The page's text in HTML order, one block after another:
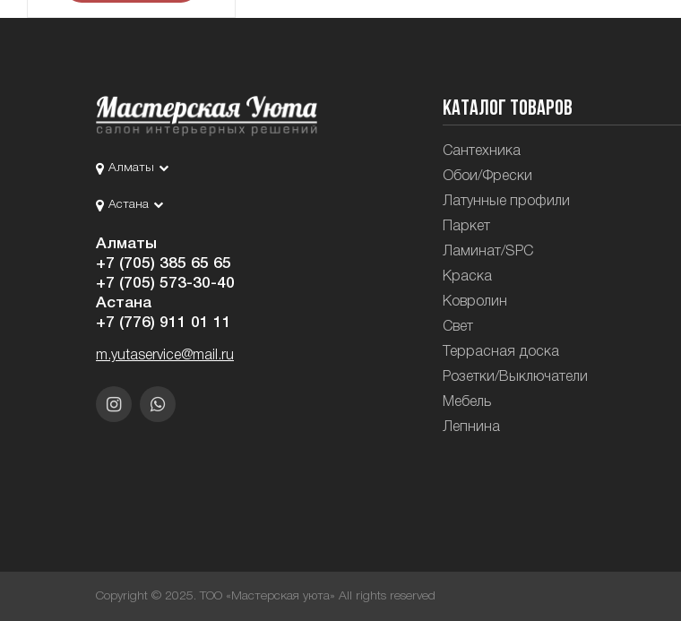
Алматы
Астана
Алматы
+7 (705) 385 65 65
+7 (705) 573-30-40
Астана
+7 (776) 911 01 11
m.yutaservice@mail.ru
Каталог товаров
Сантехника
Обои/Фрески
Латунные профили
Паркет
Ламинат/SPC
Краска
Ковролин
Свет
Террасная доска
Розетки/Выключатели
Мебель
Лепнина
Copyright © 2025. ТОО «Мастерская уюта» All rights reserved